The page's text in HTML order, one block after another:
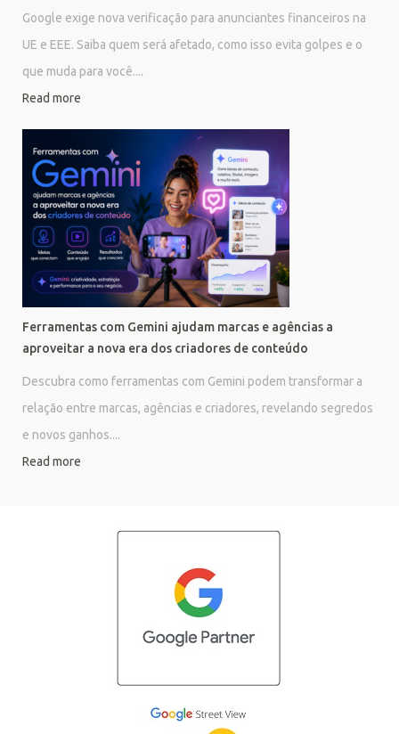
Google exige nova verificação para anunciantes financeiros na
UE e EEE. Saiba quem será afetado, como isso evita golpes e o
que muda para você....
Read more
Ferramentas com Gemini ajudam marcas e agências a
aproveitar a nova era dos criadores de conteúdo
Descubra como ferramentas com Gemini podem transformar a
relação entre marcas, agências e criadores, revelando segredos
e novos ganhos....
Read more